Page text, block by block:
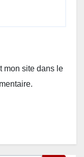
mon site dans le